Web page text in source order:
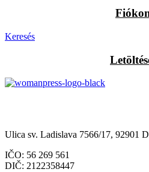
Keresés
Ulica sv. Ladislava 7566/17, 92901
IČO: 56 269 561
DIČ: 2122358447